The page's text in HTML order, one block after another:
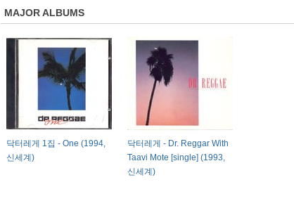
MAJOR ALBUMS
닥터레게 1집 - One (1994,
신세계)
닥터레게 - Dr. Reggar With
Taavi Mote [single] (1993,
신세계)